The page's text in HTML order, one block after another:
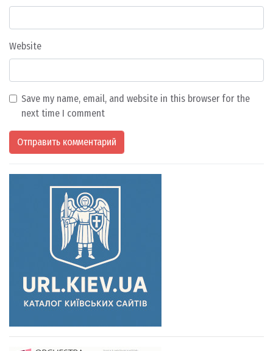
Website
Save my name, email, and website in this browser for the
next time I comment